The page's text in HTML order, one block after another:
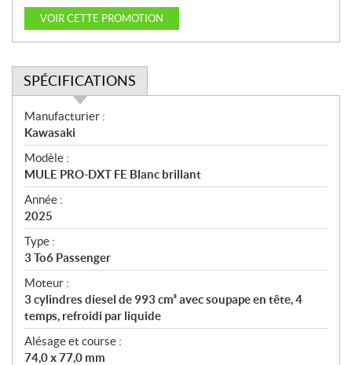
VOIR CETTE PROMOTION
SPÉCIFICATIONS
S
p
é
c
i
f
i
c
a
t
i
o
n
s
Manufacturier :
Kawasaki
Modèle :
MULE PRO-DXT FE Blanc brillant
Année :
2025
Type :
3 To6 Passenger
Moteur :
3 cylindres diesel de 993 cm³ avec soupape en tête, 4
temps, refroidi par liquide
Alésage et course :
74,0 x 77,0 mm